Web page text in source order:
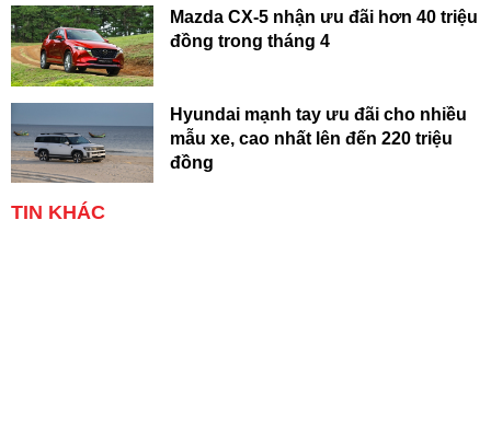
Mazda CX-5 nhận ưu đãi hơn 40 triệu
đồng trong tháng 4
Hyundai mạnh tay ưu đãi cho nhiều
mẫu xe, cao nhất lên đến 220 triệu
đồng
TIN KHÁC